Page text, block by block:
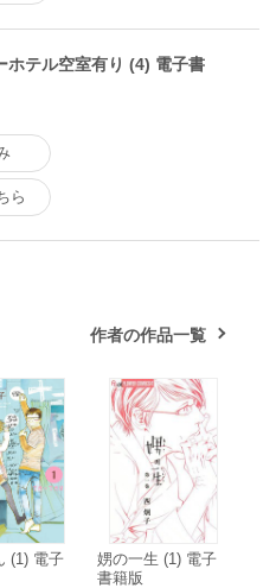
ホテル空室有り (4) 電子書
ら
作者の作品一覧
(1) 電子
娚の一生 (1) 電子
書籍版